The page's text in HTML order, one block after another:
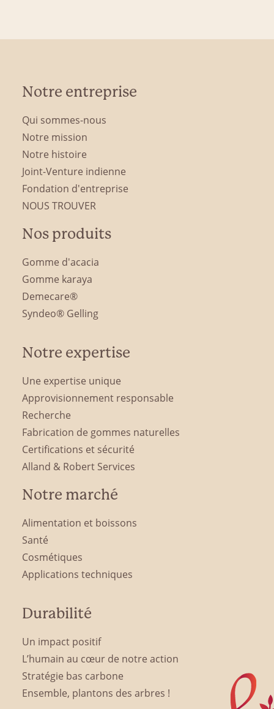
Notre entreprise
Qui sommes-nous
Notre mission
Notre histoire
Joint-Venture indienne
Fondation d'entreprise
NOUS TROUVER
Nos produits
Gomme d'acacia
Gomme karaya
Demecare®
Syndeo® Gelling
Notre expertise
Une expertise unique
Approvisionnement responsable
Recherche
Fabrication de gommes naturelles
Certifications et sécurité
Alland & Robert Services
Notre marché
Alimentation et boissons
Santé
Cosmétiques
Applications techniques
Durabilité
Un impact positif
L’humain au cœur de notre action
Stratégie bas carbone
Ensemble, plantons des arbres !